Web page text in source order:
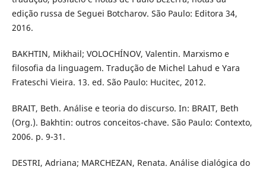
edição russa de Seguei Botcharov. São Paulo: Editora 34,
2016.
BAKHTIN, Mikhail; VOLOCHÍNOV, Valentin. Marxismo e
filosofia da linguagem. Tradução de Michel Lahud e Yara
Frateschi Vieira. 13. ed. São Paulo: Hucitec, 2012.
BRAIT, Beth. Análise e teoria do discurso. In: BRAIT, Beth
(Org.). Bakhtin: outros conceitos-chave. São Paulo: Contexto,
2006. p. 9-31.
DESTRI, Adriana; MARCHEZAN, Renata. Análise dialógica do